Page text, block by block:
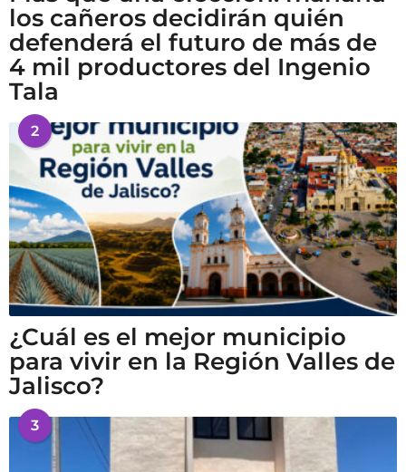
los cañeros decidirán quién
defenderá el futuro de más de
4 mil productores del Ingenio
Tala
2
¿Cuál es el mejor municipio
para vivir en la Región Valles de
Jalisco?
3